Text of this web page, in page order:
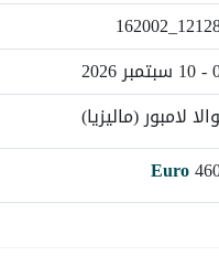
لامبور (ماليزيا)
Euro